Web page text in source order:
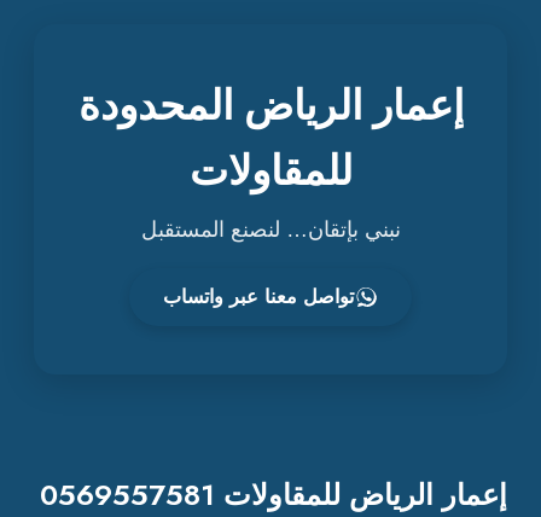
إعمار الرياض المحدودة
للمقاولات
نبني بإتقان… لنصنع المستقبل
تواصل معنا عبر واتساب
إعمار الرياض للمقاولات 0569557581